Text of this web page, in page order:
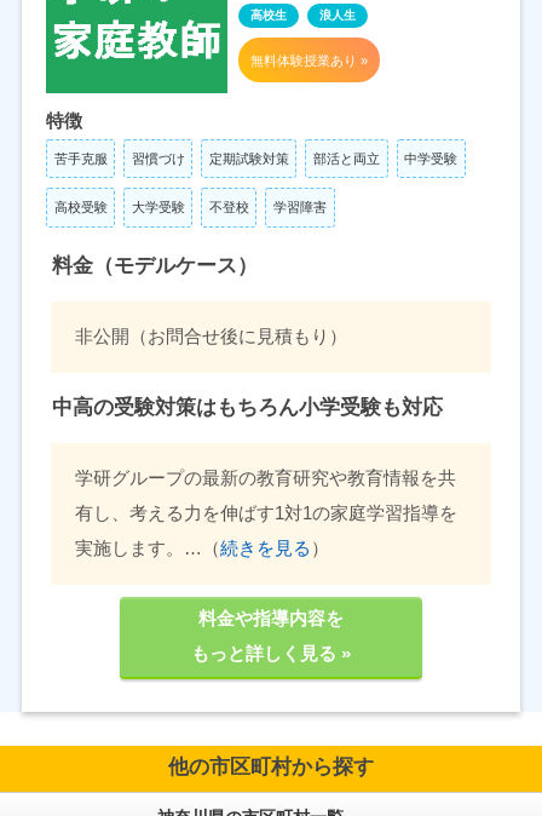
高校生 浪人生
無料体験授業あり »
特徴
苦手克服 習慣づけ 定期試験対策 部活と両立 中学受験
高校受験 大学受験 不登校 学習障害
料金（モデルケース）
非公開（お問合せ後に見積もり）
中高の受験対策はもちろん小学受験も対応
学研グループの最新の教育研究や教育情報を共
有し、考える力を伸ばす1対1の家庭学習指導を
実施します。…（続きを見る ）
料金や指導内容を
もっと詳しく見る »
他の市区町村から探す